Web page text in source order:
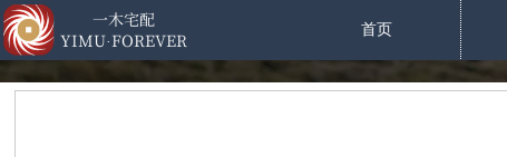
一木宅配
YIMU·FOREVER
首页